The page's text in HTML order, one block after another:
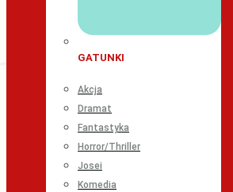
GATUNKI
Akcja
Dramat
Fantastyka
Horror/Thriller
Josei
Komedia